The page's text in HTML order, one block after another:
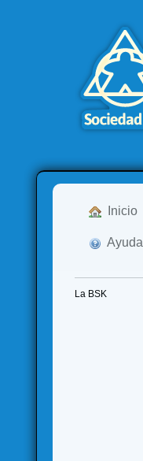
Inicio
Ayuda
La BSK